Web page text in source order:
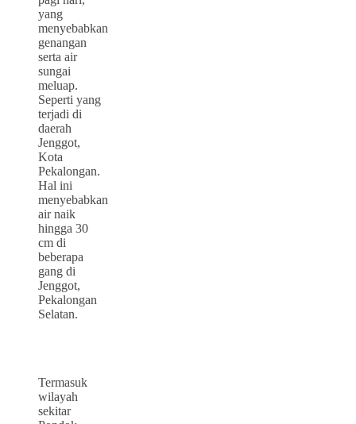
yang
menyebabkan
genangan
serta air
sungai
meluap.
Seperti yang
terjadi di
daerah
Jenggot,
Kota
Pekalongan.
Hal ini
menyebabkan
air naik
hingga 30
cm di
beberapa
gang di
Jenggot,
Pekalongan
Selatan.
Termasuk
wilayah
sekitar